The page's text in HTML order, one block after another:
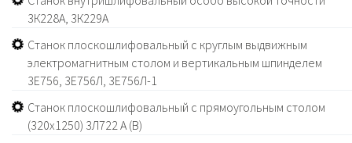
3К228А, 3К229А
Станок плоскошлифовальный с круглым выдвижным
электромагнитным столом и вертикальным шпинделем
3Е756, 3Е756Л, 3Е756Л-1
Станок плоскошлифовальный с прямоугольным столом
(320х1250) 3Л722 А (В)